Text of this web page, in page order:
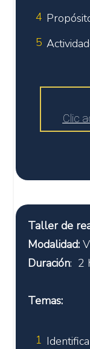
4
5
Clic
Taller de
Modalidad:
Duración: 2
Temas:
1